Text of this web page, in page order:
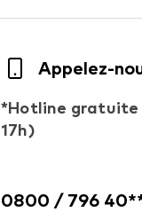
Appelez-
*Hotline gratuite
17h)
0800 / 796